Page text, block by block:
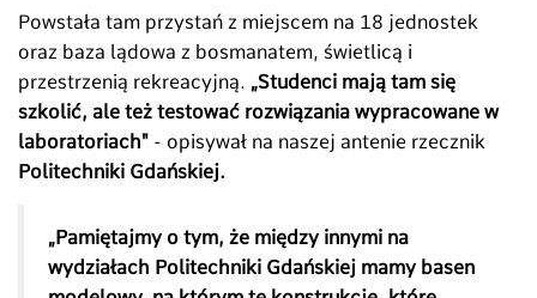
Powstała tam przystań z miejscem na 18 jednostek
oraz baza lądowa z bosmanatem, świetlicą i
przestrzenią rekreacyjną. „Studenci mają tam się
szkolić, ale też testować rozwiązania wypracowane w
laboratoriach" - opisywał na naszej antenie rzecznik
Politechniki Gdańskiej.
„Pamiętajmy o tym, że między innymi na
wydziałach Politechniki Gdańskiej mamy basen